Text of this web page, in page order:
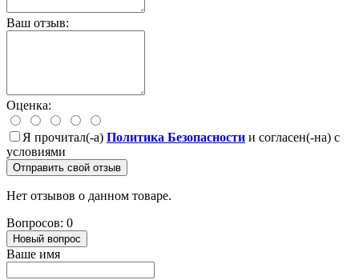
Ваш отзыв:
Оценка:
Я прочитал(-а) Политика Безопасности и согласен(-на) с
условиями
Отправить свой отзыв
Нет отзывов о данном товаре.
Вопросов: 0
Новый вопрос
Ваше имя